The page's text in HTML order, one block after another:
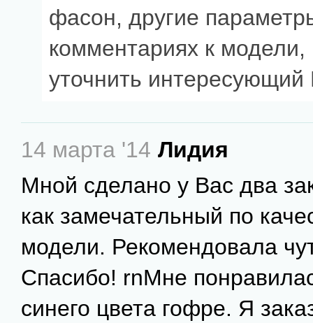
фасон, другие
комментариях к модели,
уточнить интересующий
14 марта '14 Лидия
Мной сделано у Вас два
как замечательный по
модели. Рекомендовала
Спасибо! rnМне
синего цвета гофре. Я